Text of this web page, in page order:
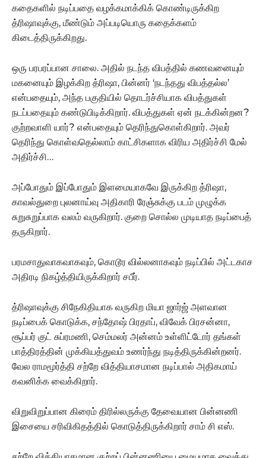
கதைகளில் நடிப்பதை வழக்கமாக்கிக் கொண்டிருக்கிற
த்ரிஷாவுக்கு, மீண்டும் அப்படியொரு கதைக்களம்
கிடைத்திருக்கிறது.
ஒரு பரபரப்பான சாலை. அதில் நடந்த விபத்தில் கணவனையும்
மகனையும் இழக்கிற த்ரிஷா, பின்னர் ‘நடந்தது விபத்தல்ல’
என்பதையும், அந்த பகுதியில் தொடர்ச்சியாக விபத்துகள்
நடப்பதையும் கண்டுபிடிக்கிறார். விபத்துகள் ஏன் நடக்கின்றன?
குற்றவாளி யார்? என்பதையும் தெரிந்துகொள்கிறார். அவர்
தெரிந்து கொள்வதெல்லாம் காட்சிகளாக விரிய அதிர்ச்சி மேல்
அதிர்ச்சி…
அப்போதும் இப்போதும் இளமையாகவே இருக்கிற த்ரிஷா,
காவல்துறை புலனாய்வு அதிகாரி ரேஞ்சுக்கு படம் முழுக்க
சுறுசுறுப்பாக வலம் வருகிறார். குறை சொல்ல முடியாத நடிப்பைத்
தருகிறார்.
பரமசாதுவாகவாகவும், கொடூர வில்லனாகவும் நடிப்பில் அட்டகாச
அதிரடி நிகழ்த்தியிருக்கிறார் சபீர்.
த்ரிஷாவுக்கு சிநேகிதியாக வருகிற மியா ஜார்ஜ் அளவான
நடிப்பைக் கொடுக்க, சந்தோஷ் பிரதாப், விவேக் பிரசன்னா,
சூப்பர் குட் சுப்ரமணி, செம்மலர் அன்னம் உள்ளிட்டோர் தங்கள்
பாத்திரத்தின் முக்கியத்துவம் உணர்ந்து நடித்திருக்கின்றனர்.
வேல ராமமூர்த்தி சற்றே வித்தியாசமான நடிப்பால் அதிகமாய்
கவனிக்க வைக்கிறார்.
விறுவிறுப்பான கிரைம் திரில்லருக்கு தேவையான பின்னணி
இசையை சரிவிகிதத்தில் கொடுத்திருக்கிறார் சாம் சி எஸ்.